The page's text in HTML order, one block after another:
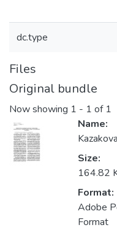
dc.type
Files
Original bundle
Now showing 1 - 1 of 1
Name:
Size:
164.82
Format:
Adobe
Format